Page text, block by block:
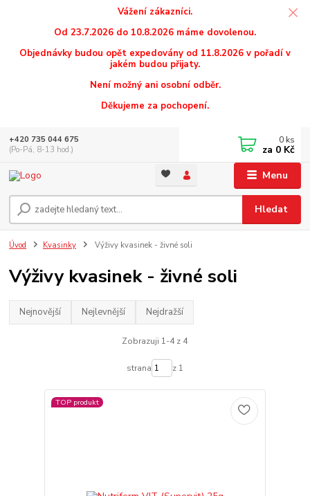
Vážení zákazníci.
Od 23.7.2026 do 10.8.2026 máme dovolenou.
Objednávky budou opět expedovány od 11.8.2026 v pořadí v
jakém budou přijaty.
Není možný ani osobní odběr.
Děkujeme za pochopení.
Menu
Hledat
+420 735 044 675
(Po-Pá, 8-13 hod.)
0 ks
za 0 Kč
Úvod Kvasinky Výživy kvasinek - živné soli
Výživy kvasinek - živné soli
Nejnovější Nejlevnější Nejdražší
Zobrazuji 1-4 z 4
strana z 1
TOP produkt